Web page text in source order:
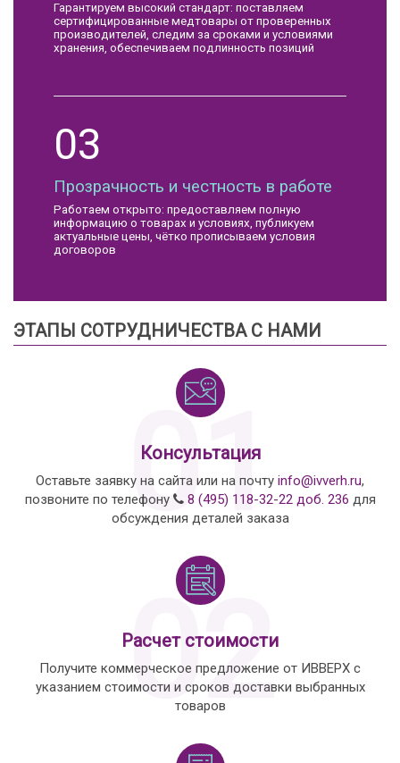
Гарантируем высокий стандарт: поставляем
сертифицированные медтовары от проверенных
производителей, следим за сроками и условиями
хранения, обеспечиваем подлинность позиций
03
Прозрачность и честность в работе
Работаем открыто: предоставляем полную
информацию о товарах и условиях, публикуем
актуальные цены, чётко прописываем условия
договоров
ЭТАПЫ СОТРУДНИЧЕСТВА С НАМИ
01
Консультация
Оставьте заявку на сайта или на почту info@ivverh.ru,
позвоните по телефону
8 (495) 118-32-22 доб. 236 для
обсуждения деталей заказа
02
Расчет стоимости
Получите коммерческое предложение от ИВВЕРХ с
указанием стоимости и сроков доставки выбранных
товаров